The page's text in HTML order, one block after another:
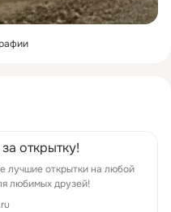
открытку!
лучшие открытки на любой
любимых друзей!